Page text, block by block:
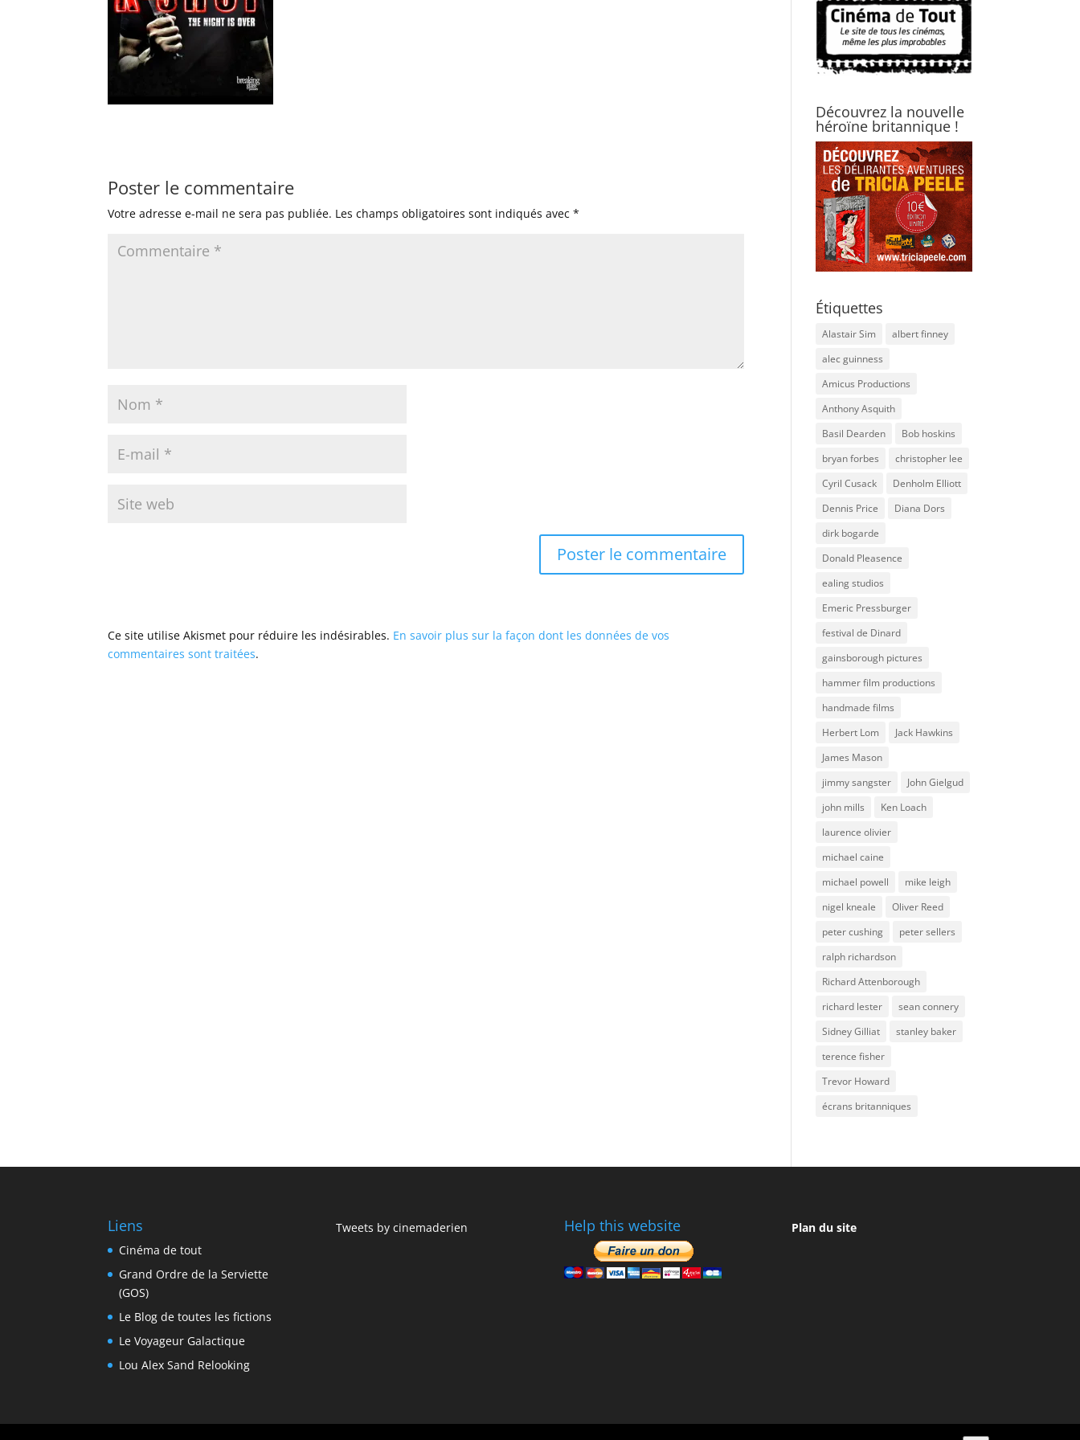
Poster le commentaire
Votre adresse e-mail ne sera pas publiée. Les champs obligatoires sont indiqués avec*
Ce site utilise Akismet pour réduire les indésirables. En savoir plus sur la façon dont les données de vos
commentaires sont traitées.
Découvrez la nouvelle
héroïne britannique !
Étiquettes
Alastair Sim
albert finney
alec guinness
Amicus Productions
Anthony Asquith
Basil Dearden
Bob hoskins
bryan forbes
christopher lee
Cyril Cusack
Denholm Elliott
Dennis Price
Diana Dors
dirk bogarde
Donald Pleasence
ealing studios
Emeric Pressburger
festival de Dinard
gainsborough pictures
hammer film productions
handmade films
Herbert Lom
Jack Hawkins
James Mason
jimmy sangster
John Gielgud
john mills
Ken Loach
laurence olivier
michael caine
michael powell
mike leigh
nigel kneale
Oliver Reed
peter cushing
peter sellers
ralph richardson
Richard Attenborough
richard lester
sean connery
Sidney Gilliat
stanley baker
terence fisher
Trevor Howard
écrans britanniques
Liens
Cinéma de tout
Grand Ordre de la Serviette
(GOS)
Le Blog de toutes les fictions
Le Voyageur Galactique
Lou Alex Sand Relooking
Tweets by cinemaderien Help this website Plan du site